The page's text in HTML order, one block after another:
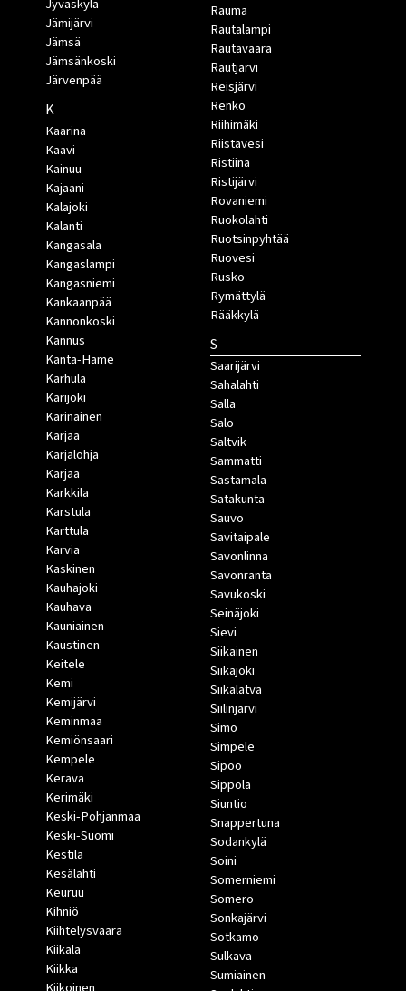
Jyväskylä
Jämijärvi
Jämsä
Jämsänkoski
Järvenpää
K
Kaarina
Kaavi
Kainuu
Kajaani
Kalajoki
Kalanti
Kangasala
Kangaslampi
Kangasniemi
Kankaanpää
Kannonkoski
Kannus
Kanta-Häme
Karhula
Karijoki
Karinainen
Karjaa
Karjalohja
Karjaa
Karkkila
Karstula
Karttula
Karvia
Kaskinen
Kauhajoki
Kauhava
Kauniainen
Kaustinen
Keitele
Kemi
Kemijärvi
Keminmaa
Kemiönsaari
Kempele
Kerava
Kerimäki
Keski-Pohjanmaa
Keski-Suomi
Kestilä
Kesälahti
Keuruu
Kihniö
Kiihtelysvaara
Kiikala
Kiikka
Rauma
Rautalampi
Rautavaara
Rautjärvi
Reisjärvi
Renko
Riihimäki
Riistavesi
Ristiina
Ristijärvi
Rovaniemi
Ruokolahti
Ruotsinpyhtää
Ruovesi
Rusko
Rymättylä
Rääkkylä
S
Saarijärvi
Sahalahti
Salla
Salo
Saltvik
Sammatti
Sastamala
Satakunta
Sauvo
Savitaipale
Savonlinna
Savonranta
Savukoski
Seinäjoki
Sievi
Siikainen
Siikajoki
Siikalatva
Siilinjärvi
Simo
Simpele
Sipoo
Sippola
Siuntio
Snappertuna
Sodankylä
Soini
Somerniemi
Somero
Sonkajärvi
Sotkamo
Sulkava
Sumiainen